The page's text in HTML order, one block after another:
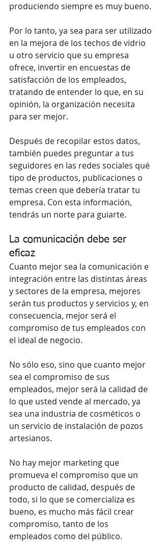
produciendo siempre es muy bueno.
Por lo tanto, ya sea para ser utilizado
en la mejora de los techos de vidrio
u otro servicio que su empresa
ofrece, invertir en encuestas de
satisfacción de los empleados,
tratando de entender lo que, en su
opinión, la organización necesita
para ser mejor.
Después de recopilar estos datos,
también puedes preguntar a tus
seguidores en las redes sociales qué
tipo de productos, publicaciones o
temas creen que debería tratar tu
empresa. Con esta información,
tendrás un norte para guiarte.
La comunicación debe ser
eficaz
Cuanto mejor sea la comunicación e
integración entre las distintas áreas
y sectores de la empresa, mejores
serán tus productos y servicios y, en
consecuencia, mejor será el
compromiso de tus empleados con
el ideal de negocio.
No sólo eso, sino que cuanto mejor
sea el compromiso de sus
empleados, mejor será la calidad de
lo que usted vende al mercado, ya
sea una industria de cosméticos o
un servicio de instalación de pozos
artesianos.
No hay mejor marketing que
promueva el compromiso que un
producto de calidad, después de
todo, si lo que se comercializa es
bueno, es mucho más fácil crear
compromiso, tanto de los
empleados como del público.